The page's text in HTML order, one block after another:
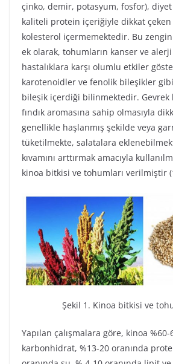
çinko, demir, potasyum, fosfor),
kaliteli protein içeriğiyle dikkat
kolesterol içermemektedir. Bu
ek olarak, tohumların kanser ve
hastalıklara karşı olumlu etkiler
karotenoidler ve fenolik bileşikler
bileşik içerdiği bilinmektedir. Gevrek
fındık aromasına sahip olmasıyla
genellikle haşlanmış şekilde veya
tüketilmekte, salatalara
kıvamını arttırmak amacıyla
kinoa bitkisi ve tohumları verilmiştir
Şekil 1. Kinoa bitkisi ve
Yapılan çalışmalara göre, kinoa %60-
karbonhidrat, %13-20 oranında